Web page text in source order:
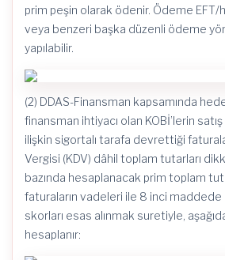
prim peşin olarak ödenir. Ödeme EFT/
veya benzeri başka düzenli ödeme
yapılabilir.
(2) DDAS-Finansman kapsamında
finansman ihtiyacı olan KOBİ’lerin
ilişkin sigortalı tarafa devrettiği
Vergisi (KDV) dâhil toplam tutarları
bazında hesaplanacak prim toplam
faturaların vadeleri ile 8 inci maddede
skorları esas alınmak suretiyle,
hesaplanır: